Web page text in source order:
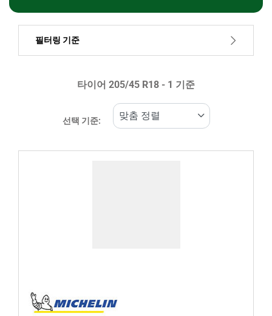
런플랫 타이어일 경우, 선택하세요
필터링 기준
모든 유형 (1)
타이어 ‎205/45 R18 - 1 기준
선택 기준: